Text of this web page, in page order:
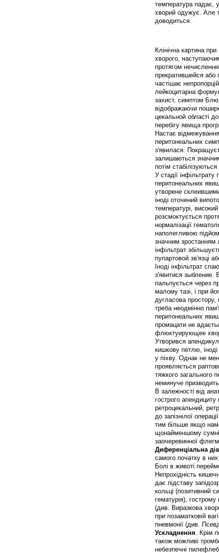
температура падає,
хворий одужує. Але
доводиться.
Клінічна картина
хворого,
протягом
прекратившейся або
частішає
лейкоцитарна
захист, симптом
відображаючи
цекальной області
перебігу явища
Настає
перитонеальних
з'явилася.
залишаються
потім
У стадії інфільтрату
перитонеальних
утворене
іноді оточений
температурі,
розсмоктується
нормалізації
наполегливою
значним
інфільтрат
пупартовой зв'язці
Іноді інфільтрат
з'явитися зыбление.
пальпується через
малому тазі, і при
дугласова простору,
треба неодмінно
перитонеальних
промацати не
флюктуирующее
Утворився
кишкову петлю,
у піхву. Однак не
проявляється
тяжкого загального
неминуче
В залежності від
гострого
ретроцекальний,
до запізнілої
тим більше якщо
щонайменшому
заочеревинної
Диференціальна
самого початку в них
Болі в животі
Непрохідність
дає підставу
кольці (позитивний
гематурія),
(див. Виразкова
при позаматковій
пневмонії (див.
Ускладнення. Крім
також можливі
небезпечні